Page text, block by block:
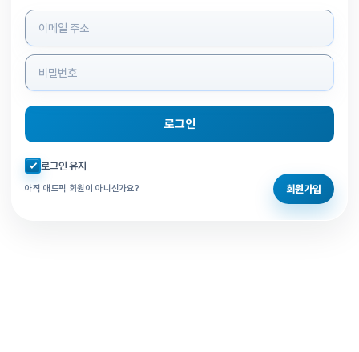
로그인 정보 입력
로그인
자동로그인 체크
로그인 유지
아직 애드픽 회원이 아니신가요? 회원가입